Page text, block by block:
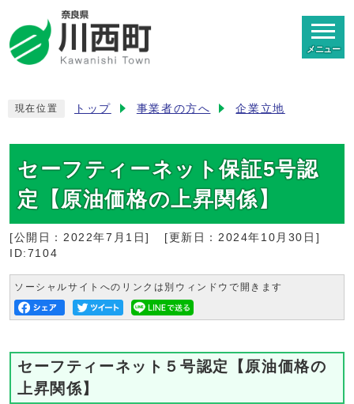
メニュー
現在位置 トップ 事業者の方へ 企業立地
セーフティーネット保証5号認
定【原油価格の上昇関係】
[公開日： 2022年7月1日] [更新日： 2024年10月30日 ]
ID:7104
ソーシャルサイトへのリンクは別ウィンドウで開きます
セーフティーネット５号認定【原油価格の
上昇関係】